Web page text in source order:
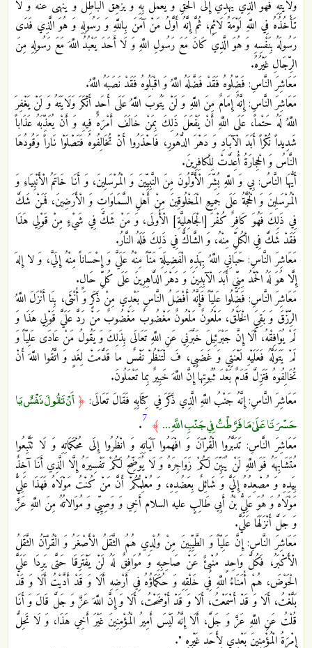
وَلَايَتِهِ فَهُوَ الَّذِي‏ يَهْدِي إِلَى الْحَقِ‏ وَ يَعْمَلُ بِهِ وَ يُزْهِقُ الْبَاطِلَ وَ يَنْهَى عَنْهُ وَ لَا
تَأْخُذُهُ فِي اللَّهِ لَوْمَةُ لَائِمٍ، ثُمَّ إِنَّهُ أَوَّلُ مَنْ آمَنَ بِاللَّهِ وَ رَسُولِهِ وَ هُوَ الَّذِي فَدَى
رَسُولَهُ بِنَفْسِهِ وَ هُوَ الَّذِي كَانَ مَعَ رَسُولِ اللَّهِ وَ لَا أَحَدَ يَعْبُدُ اللَّهَ مَعَ رَسُولِهِ مِنَ
الرِّجَالِ غَيْرُهُ.
مَعَاشِرَ النَّاسِ: فَضِّلُوهُ فَقَدْ فَضَّلَهُ اللَّهُ وَ اقْبَلُوهُ فَقَدْ نَصَبَهُ اللَّهُ.
مَعَاشِرَ النَّاسِ: إِنَّهُ إِمَامٌ مِنَ اللَّهِ وَ لَنْ يَتُوبَ اللَّهُ عَلَى أَحَدٍ أَنْكَرَ وَلَايَتَهُ وَ لَنْ يَغْفِرَ
اللَّهُ لَهُ حَتْماً، عَلَى اللَّهِ أَنْ يَفْعَلَ ذَلِكَ بِمَنْ خَالَفَ أَمْرَهُ فِيهِ وَ أَنْ يُعَذِّبَهُ عَذَاباً
شَدِيداً نُكْراً أَبَدَ الْآبَادِ وَ دَهْرَ الدُّهُورِ، فَاحْذَرُوا أَنْ تُخَالِفُوهُ فَتَصْلَوْا نَاراً وَقُودُهَا
النَّاسُ وَ الْحِجارَةُ أُعِدَّتْ لِلْكافِرِينَ‏.
أَيُّهَا النَّاسُ: بِي وَ اللَّهِ بُشِّرَ الْأَوَّلُونَ مِنَ النَّبِيِّينَ وَ الْمُرْسَلِينَ، وَ أَنَا خَاتَمُ الْأَنْبِيَاءِ وَ
الْمُرْسَلِينَ وَ الْحُجَّةُ عَلَى جَمِيعِ الْمَخْلُوقِينَ مِنْ أَهْلِ السَّمَاوَاتِ وَ الْأَرَضِينَ، فَمَنْ شَكَّ
فِي ذَلِكَ فَهُوَ كَافِرٌ كُفْرَ [الْجَاهِلِيَّةِ] الْأُولَى، وَ مَنْ شَكَّ فِي شَيْ‏ءٍ مِنْ قَوْلِي هَذَا
فَقَدْ شَكَّ فِي الْكُلِّ مِنْهُ، وَ الشَّاكُّ فِي ذَلِكَ فَلَهُ النَّارُ.
مَعَاشِرَ النَّاسِ: حَبَانِي اللَّهُ بِهَذِهِ الْفَضِيلَةِ مَنّاً مِنْهُ عَلَيَّ وَ إِحْسَاناً مِنْهُ إِلَيَّ، وَ لا إِلهَ
إِلَّا هُوَ لَهُ الْحَمْدُ مِنِّي أَبَدَ الْآبِدِينَ وَ دَهْرَ الدَّاهِرِينَ عَلَى كُلِّ حَالٍ.
مَعَاشِرَ النَّاسِ: فَضِّلُوا عَلِيّاً فَإِنَّهُ أَفْضَلُ النَّاسِ بَعْدِي مِنْ ذَكَرٍ وَ أُنْثَى، بِنَا أَنْزَلَ اللَّهُ
الرِّزْقَ وَ بَقِيَ الْخَلْقُ، مَلْعُونٌ مَلْعُونٌ مَغْضُوبٌ مَغْضُوبٌ مَنْ رَدَّ عَلَيَّ قَوْلِي هَذَا وَ
لَمْ يُوَافِقْهُ، أَلَا إِنَّ جَبْرَئِيلَ خَبَّرَنِي عَنِ اللَّهِ تَعَالَى بِذَلِكَ وَ يَقُولُ مَنْ عَادَى عَلِيّاً وَ
لَمْ يَتَوَلَّهُ فَعَلَيْهِ لَعْنَتِي وَ غَضَبِي، فَ لْتَنْظُرْ نَفْسٌ ما قَدَّمَتْ لِغَدٍ وَ اتَّقُوا اللَّهَ‏ أَنْ
تُخَالِفُوهُ‏ فَتَزِلَّ قَدَمٌ بَعْدَ ثُبُوتِها إِنَّ اللَّهَ خَبِيرٌ بِما تَعْمَلُونَ‏.
مَعَاشِرَ النَّاسِ: إِنَّهُ جَنْبُ اللَّهِ الَّذِي ذَكَرَ فِي كِتَابِهِ فَقَالَ تَعَالَى: ﴿ أَنْ تَقُولَ نَفْسٌ يَا
حَسْرَتَا عَلَىٰ مَا فَرَّطْتُ فِي جَنْبِ اللَّهِ ... ﴾ 7
.
مَعَاشِرَ النَّاسِ: تَدَبَّرُوا الْقُرْآنَ وَ افْهَمُوا آيَاتِهِ وَ انْظُرُوا إِلَى مُحْكَمَاتِهِ وَ لَا تَتَّبِعُوا
مُتَشَابِهَهُ فَوَ اللَّهِ لَنْ يُبَيِّنَ لَكُمْ زَوَاجِرَهُ وَ لَا يُوَضِّحُ لَكُمْ تَفْسِيرَهُ إِلَّا الَّذِي أَنَا آخِذٌ
بِيَدِهِ وَ مُصْعِدُهُ إِلَيَّ وَ شَائِلٌ بِعَضُدِهِ، وَ مُعْلِمُكُمْ أَنَّ مَنْ كُنْتُ مَوْلَاهُ فَهَذَا عَلِيٌّ
مَوْلَاهُ وَ هُوَ عَلِيُّ بْنُ أَبِي طَالِبٍ عليه السلام أَخِي وَ وَصِيِّي وَ مُوَالاتُهُ مِنَ اللَّهِ عَزَّ
وَ جَلَّ أَنْزَلَهَا عَلَيَّ.
مَعَاشِرَ النَّاسِ: إِنَّ عَلِيّاً وَ الطَّيِّبِينَ مِنْ وُلْدِي هُمُ الثَّقَلُ الْأَصْغَرُ وَ الْقُرْآنُ الثَّقَلُ
الْأَكْبَرُ، فَكُلُّ وَاحِدٍ مُنْبِئٌ عَنْ صَاحِبِهِ وَ مُوَافِقٌ لَهُ لَنْ يَفْتَرِقَا حَتَّى يَرِدَا عَلَيَّ
الْحَوْضَ، هُمْ أُمَنَاءُ اللَّهِ فِي خَلْقِهِ وَ حُكَمَاؤُهُ فِي أَرْضِهِ أَلَا وَ قَدْ أَدَّيْتُ أَلَا وَ قَدْ
بَلَّغْتُ، أَلَا وَ قَدْ أَسْمَعْتُ، أَلَا وَ قَدْ أَوْضَحْتُ، أَلَا وَ إِنَّ اللَّهَ عَزَّ وَ جَلَّ قَالَ وَ أَنَا
قُلْتُ عَنِ اللَّهِ عَزَّ وَ جَلَّ، أَلَا إِنَّهُ لَيْسَ‏ أَمِيرُ الْمُؤْمِنِينَ غَيْرَ أَخِي هَذَا، وَ لَا تَحِلُّ
إِمْرَةُ الْمُؤْمِنِينَ بَعْدِي لِأَحَدٍ غَيْرِهِ ".